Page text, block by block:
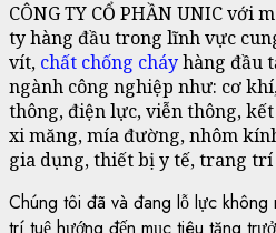
CÔNG TY CỔ PHẦN UNIC với
ty hàng đầu trong lĩnh vực
vít, chất chống cháyhàng đầu
ngành công nghiệp như: cơ
thông, điện lực, viễn thông,
xi măng, mía đường, nhôm
gia dụng, thiết bị y tế, trang
Chúng tôi đã và đang lỗ lực